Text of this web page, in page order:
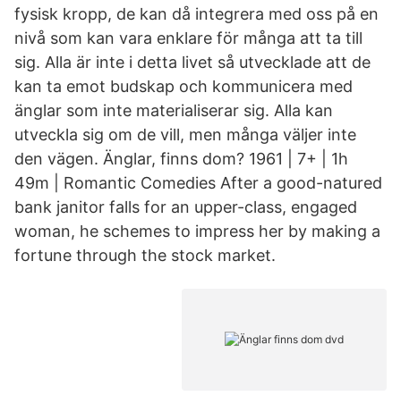
fysisk kropp, de kan då integrera med oss på en
nivå som kan vara enklare för många att ta till
sig. Alla är inte i detta livet så utvecklade att de
kan ta emot budskap och kommunicera med
änglar som inte materialiserar sig. Alla kan
utveckla sig om de vill, men många väljer inte
den vägen. Änglar, finns dom? 1961 | 7+ | 1h
49m | Romantic Comedies After a good-natured
bank janitor falls for an upper-class, engaged
woman, he schemes to impress her by making a
fortune through the stock market.